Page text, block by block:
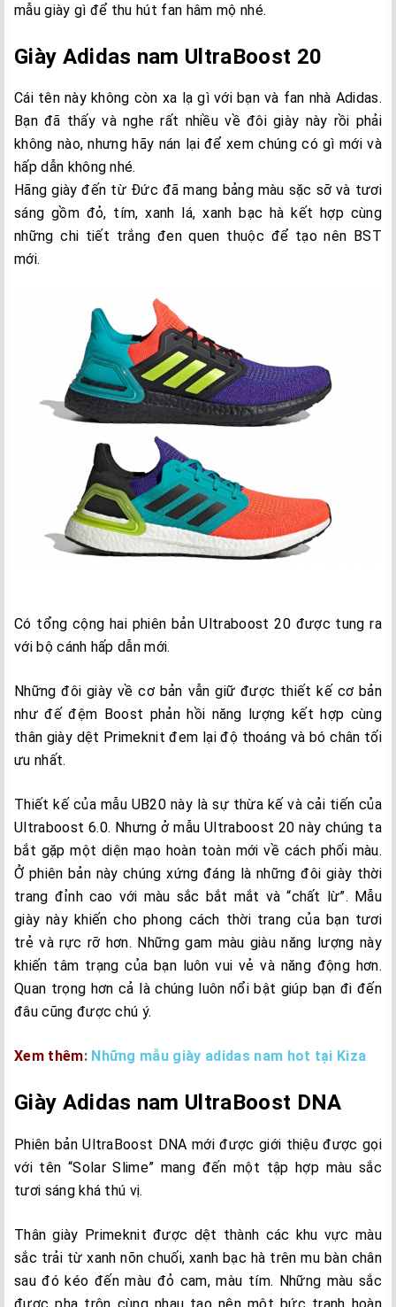
mẫu giày gì để thu hút fan hâm mộ nhé.
Giày Adidas nam UltraBoost 20
Cái tên này không còn xa lạ gì với bạn và fan nhà Adidas.
Bạn đã thấy và nghe rất nhiều về đôi giày này rồi phải
không nào, nhưng hãy nán lại để xem chúng có gì mới và
hấp dẫn không nhé.
Hãng giày đến từ Đức đã mang bảng màu sặc sỡ và tươi
sáng gồm đỏ, tím, xanh lá, xanh bạc hà kết hợp cùng
những chi tiết trắng đen quen thuộc để tạo nên BST
mới.
Có tổng cộng hai phiên bản Ultraboost 20 được tung ra
với bộ cánh hấp dẫn mới.
Những đôi giày về cơ bản vẫn giữ được thiết kế cơ bản
như đế đệm Boost phản hồi năng lượng kết hợp cùng
thân giày dệt Primeknit đem lại độ thoáng và bó chân tối
ưu nhất.
Thiết kế của mẫu UB20 này là sự thừa kế và cải tiến của
Ultraboost 6.0. Nhưng ở mẫu Ultraboost 20 này chúng ta
bắt gặp một diện mạo hoàn toàn mới về cách phối màu.
Ở phiên bản này chúng xứng đáng là những đôi giày thời
trang đỉnh cao với màu sắc bắt mắt và “chất lừ”. Mẫu
giày này khiến cho phong cách thời trang của bạn tươi
trẻ và rực rỡ hơn. Những gam màu giàu năng lượng này
khiến tâm trạng của bạn luôn vui vẻ và năng động hơn.
Quan trọng hơn cả là chúng luôn nổi bật giúp bạn đi đến
đâu cũng được chú ý.
Xem thêm: Những mẫu giày adidas nam hot tại Kiza
Giày Adidas nam UltraBoost DNA
Phiên bản UltraBoost DNA mới được giới thiệu được gọi
với tên “Solar Slime” mang đến một tập hợp màu sắc
tươi sáng khá thú vị.
Thân giày Primeknit được dệt thành các khu vực màu
sắc trải từ xanh nõn chuối, xanh bạc hà trên mu bàn chân
sau đó kéo đến màu đỏ cam, màu tím. Những màu sắc